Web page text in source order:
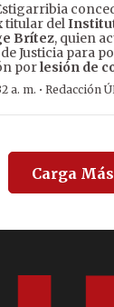
titular del
Brítez, quien
Justicia para
porlesión de
a. m. · Redacción
Carga Más